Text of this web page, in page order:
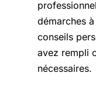
démarches
conseils
avez rempli
nécessaires.